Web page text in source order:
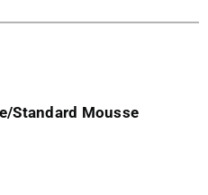
Standard Mousse